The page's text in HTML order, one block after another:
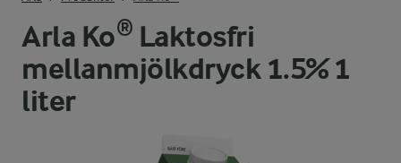
Arla Ko® Laktosfri
mellanmjölkdryck 1.5% 1
liter